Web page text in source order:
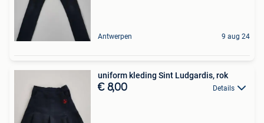
Antwerpen 9 aug 24
uniform kleding Sint Ludgardis, rok
€ 8,00 Details